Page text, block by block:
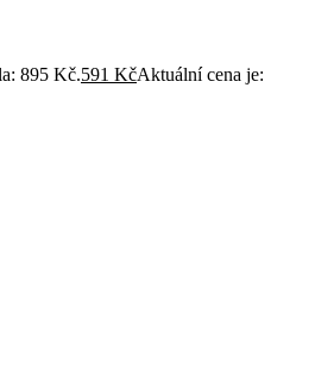
895 Kč.591 KčAktuální cena je: